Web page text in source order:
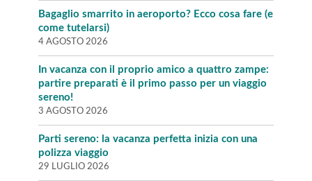
Bagaglio smarrito in aeroporto? Ecco cosa fare (e
come tutelarsi)
4 AGOSTO 2026
In vacanza con il proprio amico a quattro zampe:
partire preparati è il primo passo per un viaggio
sereno!
3 AGOSTO 2026
Parti sereno: la vacanza perfetta inizia con una
polizza viaggio
29 LUGLIO 2026